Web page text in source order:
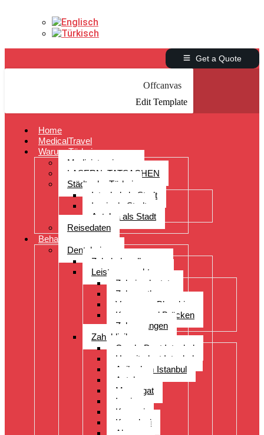
Get a Quote
Offcanvas
Edit Template
Home
MedicalTravel
Warum Türkei
Medizintourismus
LASERN: TATSACHEN
Städte der Türkei
Istanbul als Stadt
Izmir als Stadt
Antalya als Stadt
Reisedaten
Behandlungen
Dentalreisen
Zahnbehandlungen
Leistungsspektrum
Zahnimplantate
Zahnprothesen
Veneers – Bleaching
Kronen und Brücken
Zahnspangen
Zahnkliniken
CenderDent Istanbul
Hospitadent Istanbul
Acibadem Istanbul
Antalya
Manavgat
Izmir
Kayseri
Kusadasi